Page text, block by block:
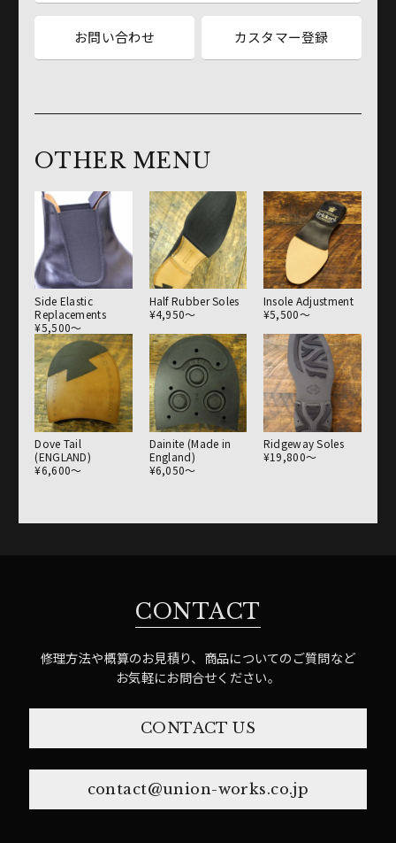
お問い合わせ カスタマー登録
OTHER MENU
Side Elastic
Replacements
¥5,500〜
Half Rubber Soles
¥4,950〜
Insole Adjustment
¥5,500〜
Dove Tail
(ENGLAND)
¥6,600〜
Dainite (Made in
England)
¥6,050〜
Ridgeway Soles
¥19,800〜
CONTACT
修理方法や概算のお見積り、商品についてのご質問など
お気軽にお問合せください。
CONTACT US
contact@union-works.co.jp